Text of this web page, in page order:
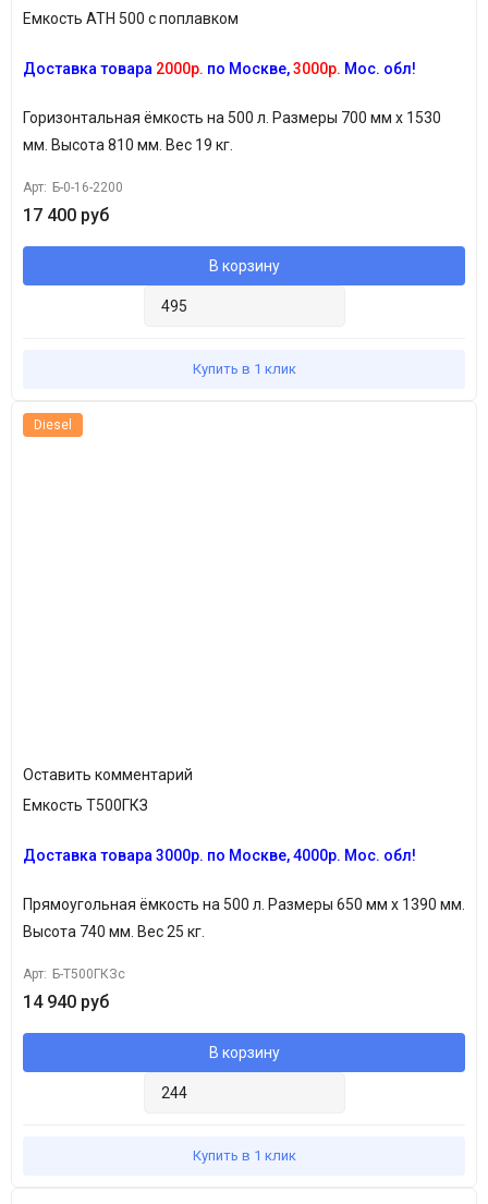
Емкость ATH 500 с поплавком
Доставка товара 2000р. по Москве,3000р. Мос. обл!
Горизонтальная ёмкость на 500 л. Размеры 700 мм х 1530
мм. Высота 810 мм. Вес 19 кг.
Арт: Б-0-16-2200
17 400 руб
В корзину
Купить в 1 клик
Diesel
Оставить комментарий
Емкость Т500ГКЗ
Доставка товара 3000р. по Москве, 4000р. Мос. обл!
Прямоугольная ёмкость на 500 л. Размеры 650 мм х 1390 мм
Высота 740 мм Вес 25 кг.
Арт: Б-Т500ГКЗс
14 940 руб
В корзину
Купить в 1 клик